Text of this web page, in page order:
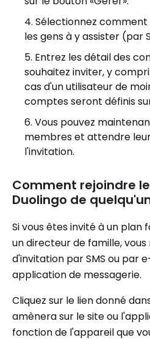
Sélectionnez comment
les gens à y assister (par
Entrez les détail des
souhaitez inviter, y
cas d'un utilisateur de
comptes seront définis
Vous pouvez
membres et attendre
l'invitation.
Comment rejoindre
Duolingo de
Si vous êtes invité à un plan
un directeur de famille,
d'invitation par SMS ou par
application de messagerie.
Cliquez sur le lien donné
amènera sur le site ou
fonction de l'appareil que